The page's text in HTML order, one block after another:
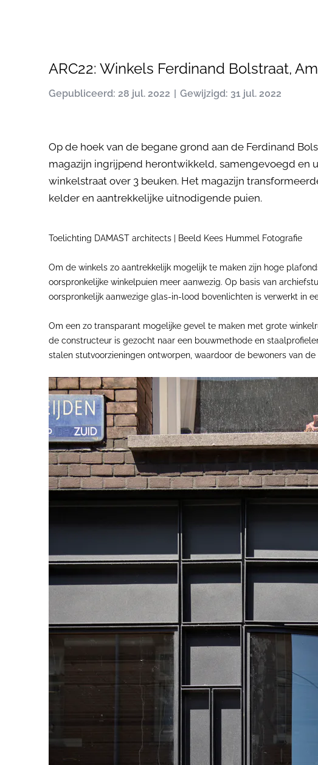
ARC22: Winkels Ferdinand Bolstraat,
Gepubliceerd: 28 jul. 2022 Gewijzigd: 31 jul. 2022
Op de hoek van de begane grond aan de Ferdinand
magazijn ingrijpend herontwikkeld, samengevoegd en
winkelstraat over 3 beuken. Het magazijn
kelder en aantrekkelijke uitnodigende puien.
Toelichting DAMAST architects | Beeld Kees Hummel Fotografie
Om de winkels zo aantrekkelijk mogelijk te maken zijn hoge
oorspronkelijke winkelpuien meer aanwezig. Op basis van
oorspronkelijk aanwezige glas-in-lood bovenlichten is verwerkt in
Om een zo transparant mogelijke gevel te maken met grote
de constructeur is gezocht naar een bouwmethode en
stalen stutvoorzieningen ontworpen, waardoor de bewoners van